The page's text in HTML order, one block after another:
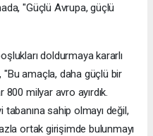
"Güçlü Avrupa, güçlü
doldurmaya kararlı
"Bu amaçla, daha güçlü bir
milyar avro ayırdık.
sahip olmayı değil,
ortak girişimde bulunmayı